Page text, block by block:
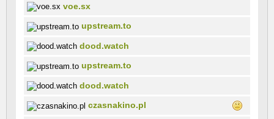
voe.sx
upstream.to
dood.watch
upstream.to
dood.watch
czasnakino.pl